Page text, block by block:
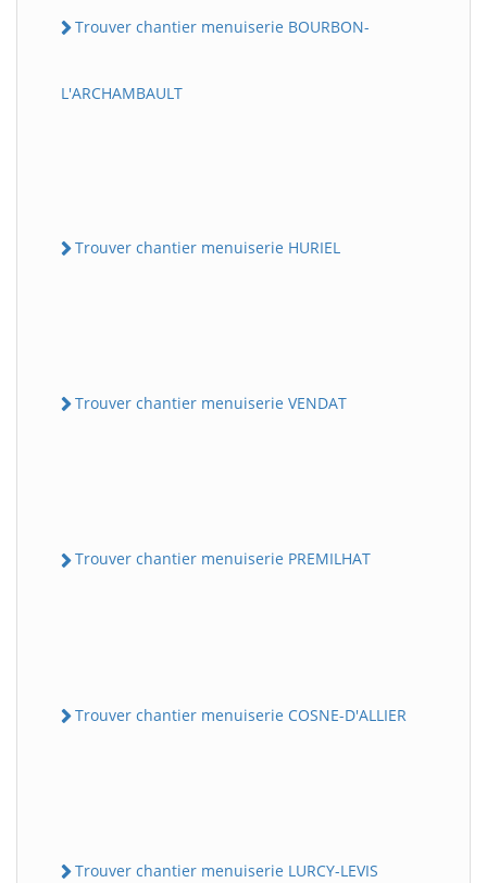
Trouver chantier menuiserie BOURBON-
L'ARCHAMBAULT
Trouver chantier menuiserie HURIEL
Trouver chantier menuiserie VENDAT
Trouver chantier menuiserie PREMILHAT
Trouver chantier menuiserie COSNE-D'ALLIER
Trouver chantier menuiserie LURCY-LEVIS